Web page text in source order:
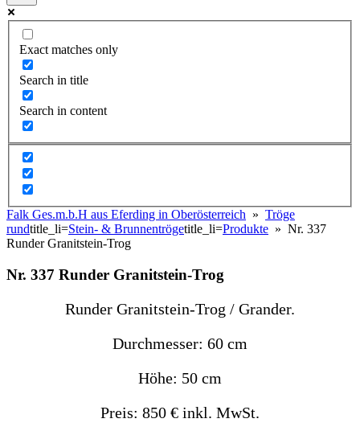
Exact matches only
Search in title
Search in content
Falk Ges.m.b.H aus Eferding in Oberösterreich » Tröge
rundtitle_li=Stein- & Brunnentrögetitle_li=Produkte » Nr. 337
Runder Granitstein-Trog
Nr. 337 Runder Granitstein-Trog
Runder Granitstein-Trog / Grander.
Durchmesser: 60 cm
Höhe: 50 cm
Preis: 850 € inkl. MwSt.